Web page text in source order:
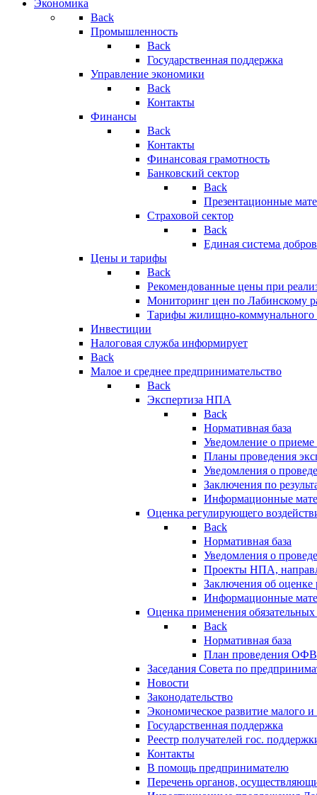
Экономика
Back
Промышленность
Back
Государственная поддержка
Управление экономики
Back
Контакты
Финансы
Back
Контакты
Финансовая грамотность
Банковский сектор
Back
Презентационные
Страховой сектор
Back
Единая система
Цены и тарифы
Back
Рекомендованные цены при
Мониторинг цен по Лабинскому
Тарифы жилищно-коммунального
Инвестиции
Налоговая служба информирует
Back
Малое и среднее предпринимательство
Back
Экспертиза НПА
Back
Нормативная база
Уведомление о
Планы проведения
Уведомления о
Заключения по
Информационные
Оценка регулирующего
Back
Нормативная база
Уведомления о
Проекты НПА,
Заключения об
Информационные
Оценка применения
Back
Нормативная база
План проведения
Заседания Совета по
Новости
Законодательство
Экономическое развитие малого и
Государственная поддержка
Реестр получателей гос.
Контакты
В помощь предпринимателю
Перечень органов,